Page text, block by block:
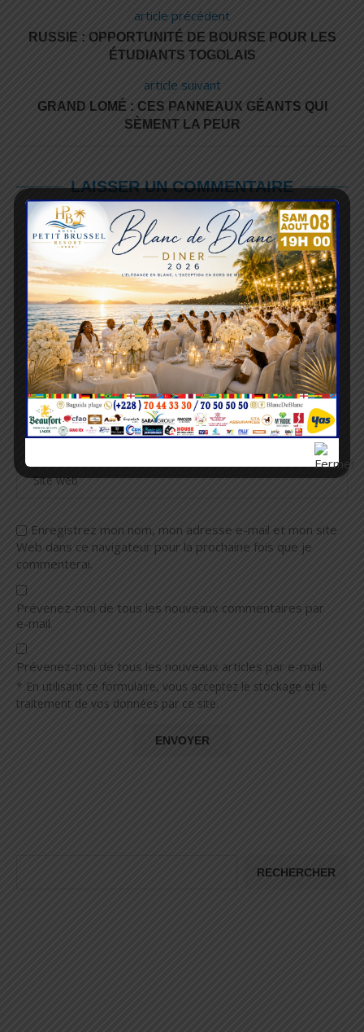
article précédent
RUSSIE : OPPORTUNITÉ DE BOURSE POUR LES
ÉTUDIANTS TOGOLAIS
article suivant
GRAND LOMÉ : CES PANNEAUX GÉANTS QUI
SÈMENT LA PEUR
LAISSER UN COMMENTAIRE
Enregistrez mon nom, mon adresse e-mail et mon site
Web dans ce navigateur pour la prochaine fois que je
commenterai.
Prévenez-moi de tous les nouveaux commentaires par
e-mail.
Prévenez-moi de tous les nouveaux articles par e-mail.
* En utilisant ce formulaire, vous acceptez le stockage et le
traitement de vos données par ce site.
RECHERCHER